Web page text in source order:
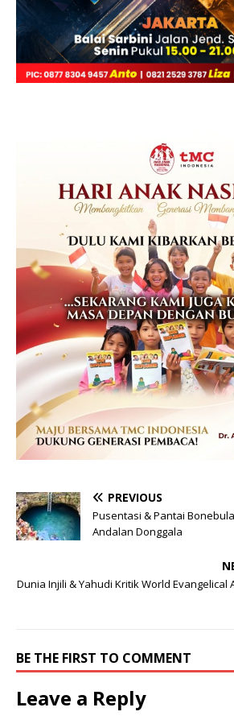
PREVIOUS
Pusentasi & Pantai
Andalan Donggala
Dunia Injili & Yahudi Kritik World Evangelical
BE THE FIRST TO COMMENT
Leave a Reply